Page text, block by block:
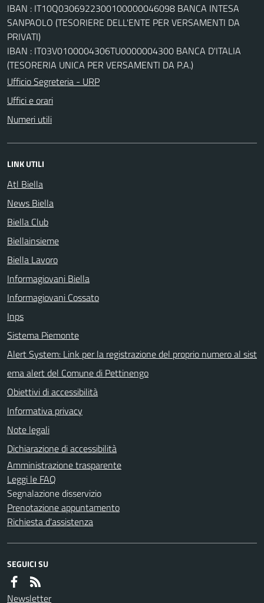
IBAN : IT10Q0306922300100000046098 BANCA INTESA
SANPAOLO (TESORIERE DELL'ENTE PER VERSAMENTI DA
PRIVATI)
IBAN : IT03V0100004306TU0000004300 BANCA D'ITALIA
(TESORERIA UNICA PER VERSAMENTI DA P.A.)
Ufficio Segreteria - URP
Uffici e orari
Numeri utili
LINK UTILI
Atl Biella
News Biella
Biella Club
Biellainsieme
Biella Lavoro
Informagiovani Biella
Informagiovani Cossato
Inps
Sistema Piemonte
Alert System: Link per la registrazione del proprio numero al sist
ema alert del Comune di Pettinengo
Obiettivi di accessibilità
Informativa privacy
Note legali
Dichiarazione di accessibilità
Amministrazione trasparente
Leggi le FAQ
Segnalazione disservizio
Prenotazione appuntamento
Richiesta d'assistenza
SEGUICI SU
Newsletter